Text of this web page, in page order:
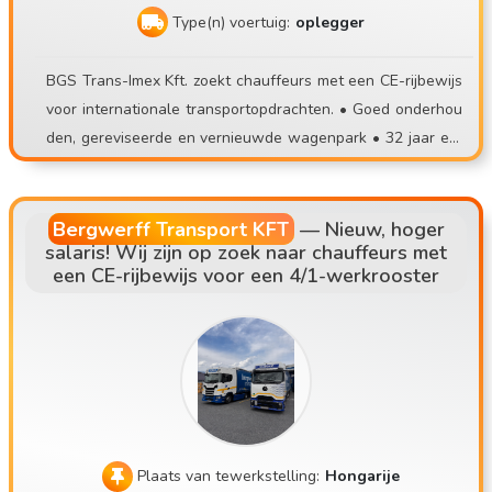
en positieve instelling en een normale werkomgeving. Als j
voorspelbaar werk, stap dan over naar een stabiel team!
📞 Solliciteren: 📧 contisettrans@gmail.com 📱 +36 30 535
2693 ⚠️ Solliciteer alsjeblieft alleen als je daadwerkelijk na
ar een persoonlijk gesprek kunt komen!
Type(n) voertuig: oplegger
BGS Trans-Imex Kft. zoekt chauffeurs met een CE-rijbewijs
voor internationale transportopdrachten. • Goed onderhou
den, gereviseerde en vernieuwde wagenpark • 32 jaar erv
aring in het transportwezen • Vertrek vanaf de vestiging, in
een systeem met vaste chauffeurs • Belangrijkste routes:
AT, DE, NL, SK, CZ
Bergwerff Transport KFT— Nieuw, hoger
salaris! Wij zijn op zoek naar chauffeurs met
een CE-rijbewijs voor een 4/1-werkrooster
Plaats van tewerkstelling: Hongarije